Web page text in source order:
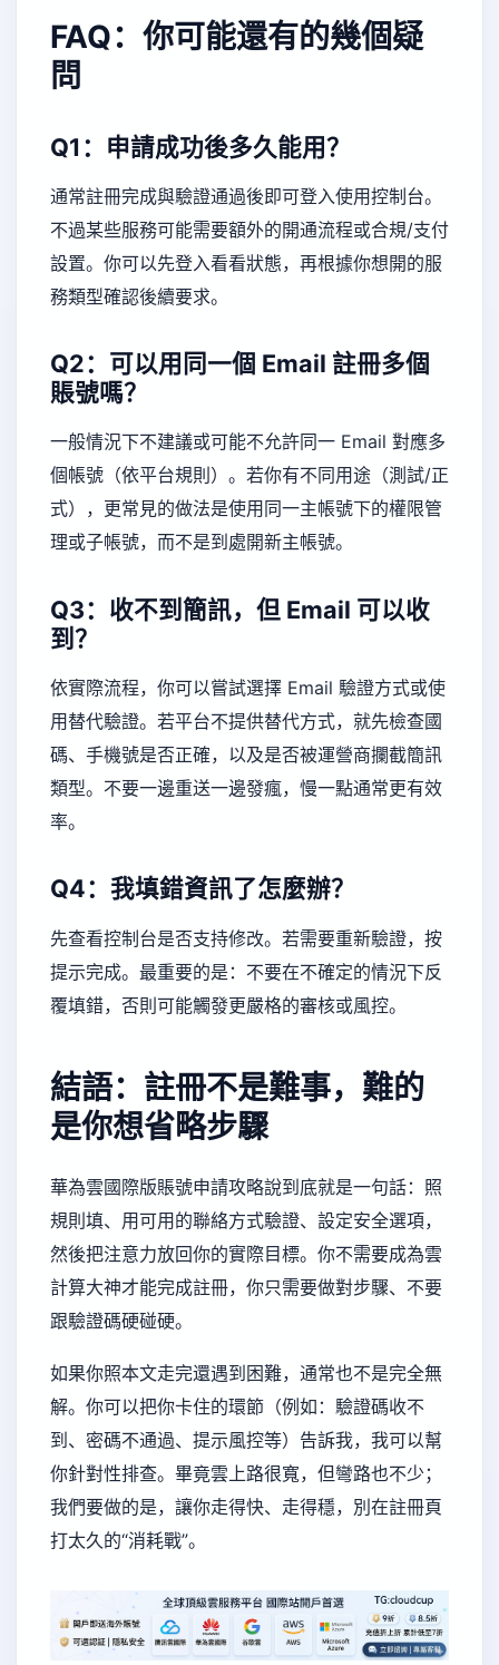
FAQ：你可能還有的幾個疑
問
Q1：申請成功後多久能用？
通常註冊完成與驗證通過後即可登入使用控制台。
不過某些服務可能需要額外的開通流程或合規/支付
設置。你可以先登入看看狀態，再根據你想開的服
務類型確認後續要求。
Q2：可以用同一個 Email 註冊多個
賬號嗎？
一般情況下不建議或可能不允許同一 Email 對應多
個帳號（依平台規則）。若你有不同用途（測試/正
式），更常見的做法是使用同一主帳號下的權限管
理或子帳號，而不是到處開新主帳號。
Q3：收不到簡訊，但 Email 可以收
到？
依實際流程，你可以嘗試選擇 Email 驗證方式或使
用替代驗證。若平台不提供替代方式，就先檢查國
碼、手機號是否正確，以及是否被運營商攔截簡訊
類型。不要一邊重送一邊發瘋，慢一點通常更有效
率。
Q4：我填錯資訊了怎麼辦？
先查看控制台是否支持修改。若需要重新驗證，按
提示完成。最重要的是：不要在不確定的情況下反
覆填錯，否則可能觸發更嚴格的審核或風控。
結語：註冊不是難事，難的
是你想省略步驟
華為雲國際版賬號申請攻略說到底就是一句話：照
規則填、用可用的聯絡方式驗證、設定安全選項，
然後把注意力放回你的實際目標。你不需要成為雲
計算大神才能完成註冊，你只需要做對步驟、不要
跟驗證碼硬碰硬。
如果你照本文走完還遇到困難，通常也不是完全無
解。你可以把你卡住的環節（例如：驗證碼收不
到、密碼不通過、提示風控等）告訴我，我可以幫
你針對性排查。畢竟雲上路很寬，但彎路也不少；
我們要做的是，讓你走得快、走得穩，別在註冊頁
打太久的“消耗戰”。